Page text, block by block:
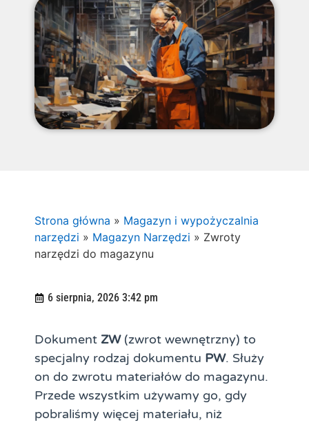
Strona główna » Magazyn i wypożyczalnia
narzędzi » Magazyn Narzędzi » Zwroty
narzędzi do magazynu
6 sierpnia, 2026 3:42 pm
Dokument ZW(zwrot wewnętrzny) to
specjalny rodzaj dokumentu PW. Służy
on do zwrotu materiałów do magazynu.
Przede wszystkim używamy go, gdy
pobraliśmy więcej materiału, niż